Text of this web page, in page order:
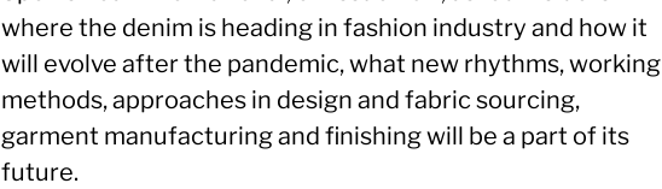
where the denim is heading in fashion industry and how it
will evolve after the pandemic, what new rhythms, working
methods, approaches in design and fabric sourcing,
garment manufacturing and finishing will be a part of its
future.